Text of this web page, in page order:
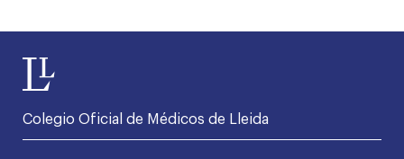
Colegio Oficial de Médicos de Lleida